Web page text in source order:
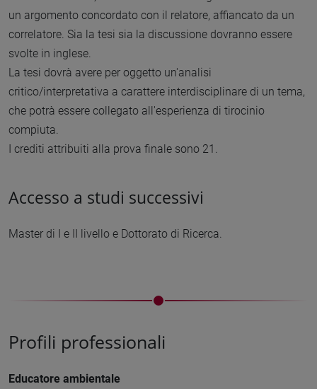
un argomento concordato con il relatore, affiancato da un
correlatore. Sia la tesi sia la discussione dovranno essere
svolte in inglese.
La tesi dovrà avere per oggetto un'analisi
critico/interpretativa a carattere interdisciplinare di un tema,
che potrà essere collegato all'esperienza di tirocinio
compiuta.
I crediti attribuiti alla prova finale sono 21.
Accesso a studi successivi
Master di I e II livello e Dottorato di Ricerca.
Profili professionali
Educatore ambientale